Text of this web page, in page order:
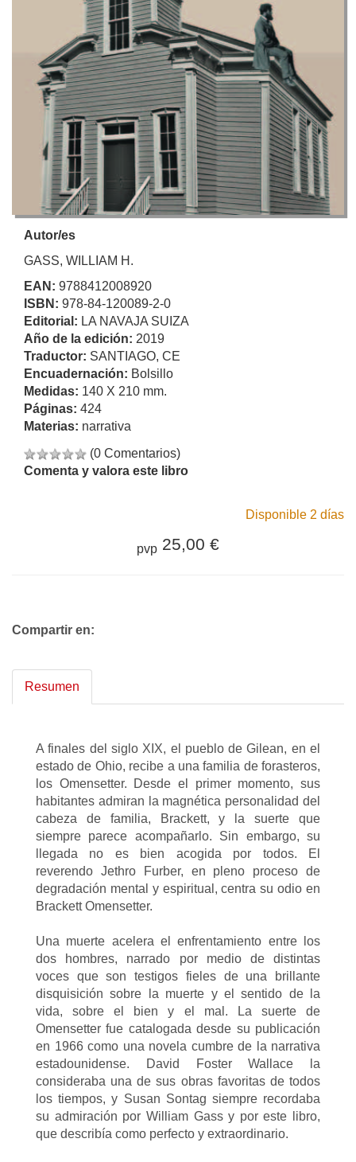
Autor/es
GASS, WILLIAM H.
EAN: 9788412008920
ISBN: 978-84-120089-2-0
Editorial: LA NAVAJA SUIZA
Año de la edición: 2019
Traductor: SANTIAGO, CE
Encuadernación: Bolsillo
Medidas: 140 X 210 mm.
Páginas: 424
Materias: narrativa
(0 Comentarios)
Comenta y valora este libro
Disponible 2 días
pvp 25,00 €
Compartir en:
Resumen
A finales del siglo XIX, el pueblo de Gilean, en el
estado de Ohio, recibe a una familia de forasteros,
los Omensetter. Desde el primer momento, sus
habitantes admiran la magnética personalidad del
cabeza de familia, Brackett, y la suerte que
siempre parece acompañarlo. Sin embargo, su
llegada no es bien acogida por todos. El
reverendo Jethro Furber, en pleno proceso de
degradación mental y espiritual, centra su odio en
Brackett Omensetter.
Una muerte acelera el enfrentamiento entre los
dos hombres, narrado por medio de distintas
voces que son testigos fieles de una brillante
disquisición sobre la muerte y el sentido de la
vida, sobre el bien y el mal. La suerte de
Omensetter fue catalogada desde su publicación
en 1966 como una novela cumbre de la narrativa
estadounidense. David Foster Wallace la
consideraba una de sus obras favoritas de todos
los tiempos, y Susan Sontag siempre recordaba
su admiración por William Gass y por este libro,
que describía como perfecto y extraordinario.